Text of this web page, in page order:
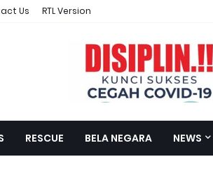
Us RTL Version
RESCUE BELA NEGARA NEWS